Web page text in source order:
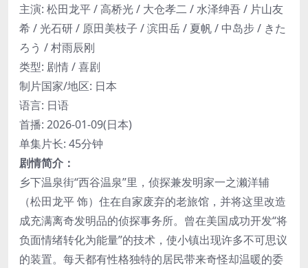
主演: 松田龙平 / 高桥光 / 大仓孝二 / 水泽绅吾 / 片山友
希 / 光石研 / 原田美枝子 / 滨田岳 / 夏帆 / 中岛步 / きた
ろう / 村雨辰刚
类型: 剧情 / 喜剧
制片国家/地区: 日本
语言: 日语
首播: 2026-01-09(日本)
单集片长: 45分钟
剧情简介：
乡下温泉街“西谷温泉”里，侦探兼发明家一之濑洋辅
（松田龙平 饰）住在自家废弃的老旅馆，并将这里改造
成充满离奇发明品的侦探事务所。曾在美国成功开发“将
负面情绪转化为能量”的技术，使小镇出现许多不可思议
的装置。每天都有性格独特的居民带来奇怪却温暖的委